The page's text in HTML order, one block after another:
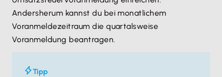
Andersherum kannst du bei monatlichem
Voranmeldezeitraum die quartalsweise
Voranmeldung beantragen.
Tipp